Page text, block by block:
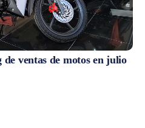
ventas de motos en julio